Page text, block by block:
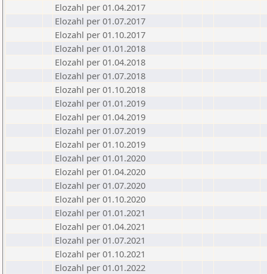
Elozahl per 01.04.2017
Elozahl per 01.07.2017
Elozahl per 01.10.2017
Elozahl per 01.01.2018
Elozahl per 01.04.2018
Elozahl per 01.07.2018
Elozahl per 01.10.2018
Elozahl per 01.01.2019
Elozahl per 01.04.2019
Elozahl per 01.07.2019
Elozahl per 01.10.2019
Elozahl per 01.01.2020
Elozahl per 01.04.2020
Elozahl per 01.07.2020
Elozahl per 01.10.2020
Elozahl per 01.01.2021
Elozahl per 01.04.2021
Elozahl per 01.07.2021
Elozahl per 01.10.2021
Elozahl per 01.01.2022